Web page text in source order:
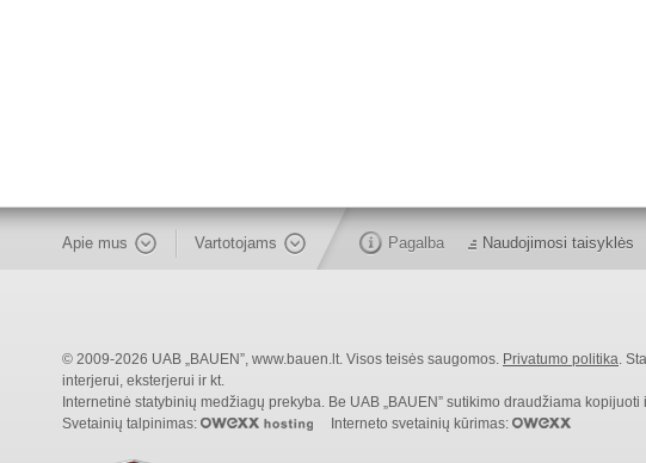
Apie mus Vartotojams Pagalba Naudojimosi taisyklės
© 2009-2026 UAB „BAUEN”, www.bauen.lt. Visos teisės saugomos. Privatumo politika.
interjerui, eksterjerui ir kt.
Internetinė statybinių medžiagų prekyba. Be UAB „BAUEN” sutikimo draudžiama
Svetainių talpinimas:
Interneto svetainių kūrimas: